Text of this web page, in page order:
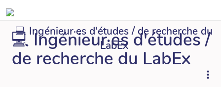
💻 Ingénieur·es d'études / de recherche du
LabEx
💻 Ingénieur·es d'études /
de recherche du LabEx